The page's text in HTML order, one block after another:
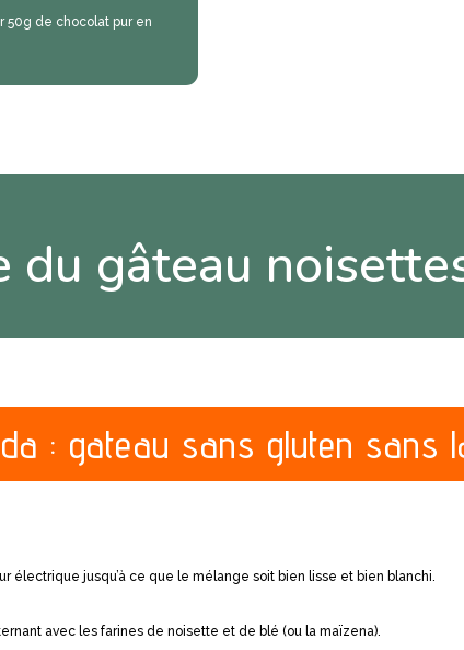
50g de chocolat pur en
du gâteau
: gateau sans gluten sans
électrique jusqu’à ce que le mélange soit bien lisse et bien blanchi.
avec les farines de noisette et de blé (ou la maïzena).